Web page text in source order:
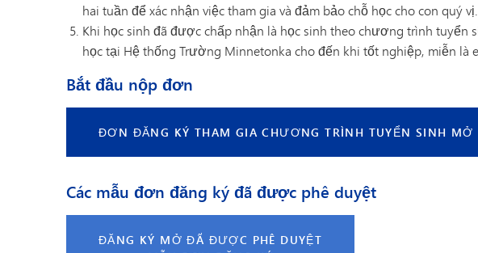
hai tuần để xác nhận việc tham gia và đảm bảo chỗ học cho con quý vị.
Khi học sinh đã được chấp nhận là học sinh theo chương trình tuyển
học tại Hệ thống Trường Minnetonka cho đến khi tốt nghiệp, miễn là
Bắt đầu nộp đơn
ĐƠN ĐĂNG KÝ THAM GIA CHƯƠNG TRÌNH TUYỂN SINH MỞ
Các mẫu đơn đăng ký đã được phê duyệt
ĐĂNG KÝ MỞ ĐÃ ĐƯỢC PHÊ DUYỆT